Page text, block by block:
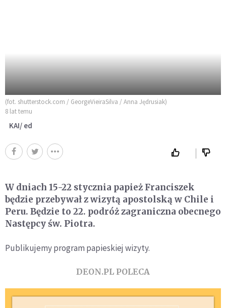
(fot. shutterstock.com / GeorgeVieiraSilva / Anna Jędrusiak)
8 lat temu
KAI/ ed
W dniach 15-22 stycznia papież Franciszek
będzie przebywał z wizytą apostolską w Chile i
Peru. Będzie to 22. podróż zagraniczna obecnego
Następcy św. Piotra.
Publikujemy program papieskiej wizyty.
DEON.PL POLECA